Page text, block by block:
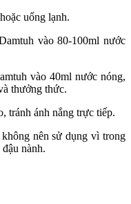
uống lạnh.
vào 80-100ml nước
vào 40ml nước nóng,
thưởng thức.
tránh ánh nắng trực tiếp.
nên sử dụng vì trong
nành.